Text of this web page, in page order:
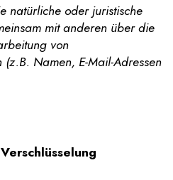
natürliche oder juristische
mit anderen über die
von
Namen, E-Mail-Adressen